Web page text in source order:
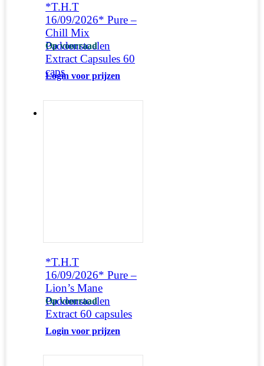
*T.H.T
16/09/2026* Pure –
Chill Mix
Paddenstoelen
Extract Capsules 60
caps
Op voorraad
Login voor prijzen
*T.H.T
16/09/2026* Pure –
Lion’s Mane
Paddenstoelen
Extract 60 capsules
Op voorraad
Login voor prijzen